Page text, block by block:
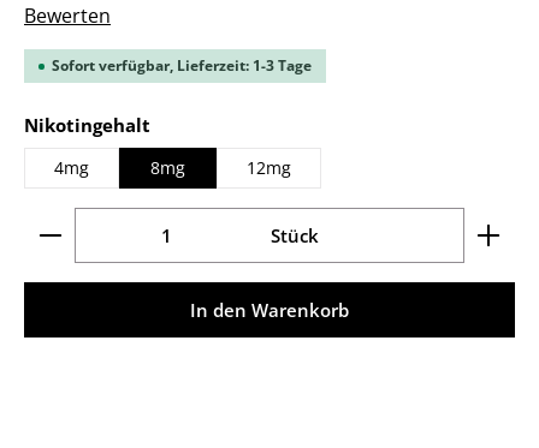
Durchschnittliche Bewertung von 0 von 5 Sternen
Bewerten
Sofort verfügbar, Lieferzeit: 1-3 Tage
Nikotingehalt
4mg 8mg 12mg
Produkt Anzahl: Gib den gewünschten Wert ein
Stück
In den Warenkorb